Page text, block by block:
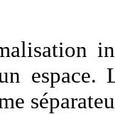
espace.